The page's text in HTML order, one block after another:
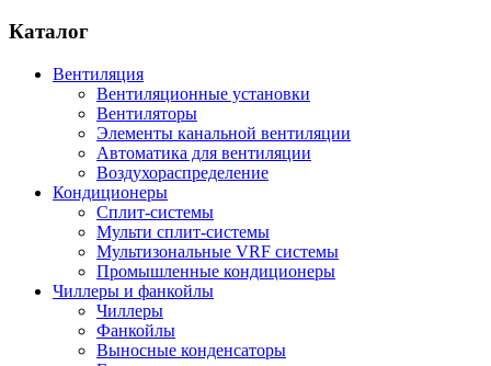
Каталог
Вентиляция
Вентиляционные установки
Вентиляторы
Элементы канальной вентиляции
Автоматика для вентиляции
Воздухораспределение
Кондиционеры
Сплит-системы
Мульти сплит-системы
Мультизональные VRF системы
Промышленные кондиционеры
Чиллеры и фанкойлы
Чиллеры
Фанкойлы
Выносные конденсаторы